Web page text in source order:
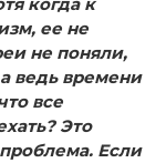
ее не
не поняли,
ведь времени
все
Это
Если